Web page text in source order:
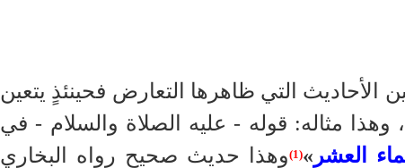
الأحاديث التي ظاهرها التعارض فحينئذٍ يتعين
وهذا مثاله: قوله - عليه الصلاة والسلام - في
العشر »
(1)
وهذا حديث صحيح رواه البخاري